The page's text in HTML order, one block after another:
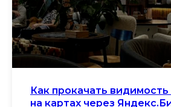
Как прокачать
на картах через